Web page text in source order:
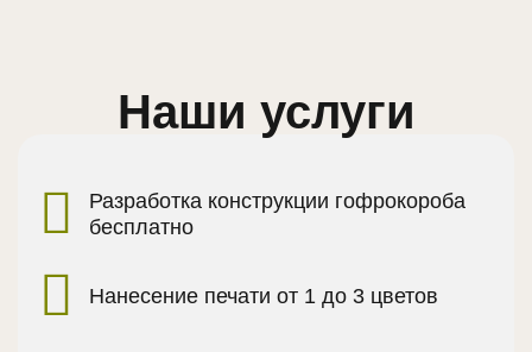
Наши услуги
Разработка конструкции гофрокороба
бесплатно
Нанесение печати от 1 до 3 цветов